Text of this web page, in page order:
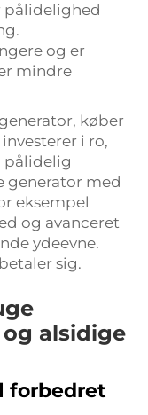
pålidelighed
og er
mindre
køber
i ro,
pålidelig
generator med
eksempel
og avanceret
ydeevne.
sig.
alsidige
forbedret